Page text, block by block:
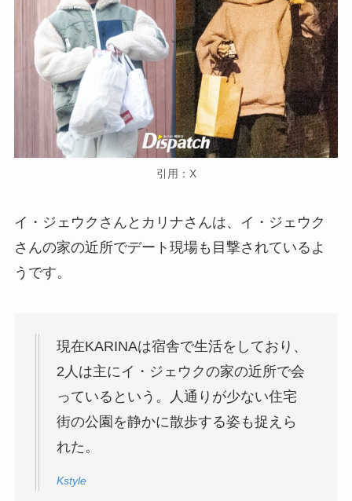
引用：X
イ・ジェウクさんとカリナさんは、イ・ジェウク
さんの家の近所でデート現場も目撃されているよ
うです。
現在KARINAは宿舎で生活をしており、
2人は主にイ・ジェウクの家の近所で会
っているという。人通りが少ない住宅
街の公園を静かに散歩する姿も捉えら
れた。
Kstyle